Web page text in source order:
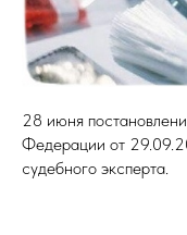
28 июня
Федерации от
судебного эксперта.